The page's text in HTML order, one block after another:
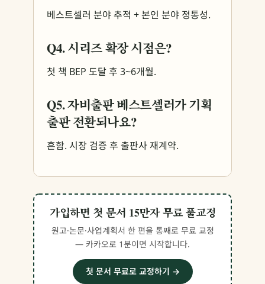
베스트셀러 분야 추적 + 본인 분야 정통성.
Q4. 시리즈 확장 시점은?
첫 책 BEP 도달 후 3~6개월.
Q5. 자비출판 베스트셀러가 기획
출판 전환되나요?
흔함. 시장 검증 후 출판사 재계약.
가입하면 첫 문서 15만자 무료 풀교정
원고·논문·사업계획서 한 편을 통째로 무료 교정
— 카카오로 1분이면 시작합니다.
첫 문서 무료로 교정하기 →